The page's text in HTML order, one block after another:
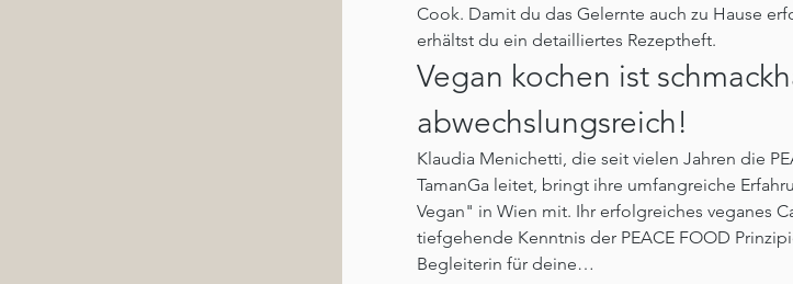
Cook. Damit du das Gelernte auch zu Hause
erhältst du ein detailliertes Rezeptheft.
Vegan kochen ist
abwechslungsreich!
Klaudia Menichetti, die seit vielen Jahren die
TamanGa leitet, bringt ihre umfangreiche
Vegan" in Wien mit. Ihr erfolgreiches veganes
tiefgehende Kenntnis der PEACE FOOD
Begleiterin für deine…